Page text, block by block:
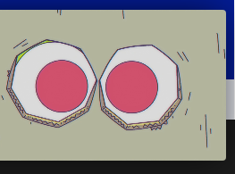
NOTICIERO POLÍTICA